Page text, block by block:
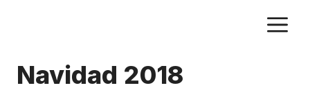
Navidad 2018